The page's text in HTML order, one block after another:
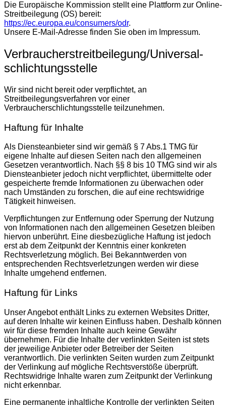
Die Europäische Kommission stellt eine Plattform zur Online-
Streitbeilegung (OS) bereit:
https://ec.europa.eu/consumers/odr.
Unsere E-Mail-Adresse finden Sie oben im Impressum.
Verbraucher­streit­beilegung/Universal­
schlichtungs­stelle
Wir sind nicht bereit oder verpflichtet, an
Streitbeilegungsverfahren vor einer
Verbraucherschlichtungsstelle teilzunehmen.
Haftung für Inhalte
Als Diensteanbieter sind wir gemäß § 7 Abs.1 TMG für
eigene Inhalte auf diesen Seiten nach den allgemeinen
Gesetzen verantwortlich. Nach §§ 8 bis 10 TMG sind wir als
Diensteanbieter jedoch nicht verpflichtet, übermittelte oder
gespeicherte fremde Informationen zu überwachen oder
nach Umständen zu forschen, die auf eine rechtswidrige
Tätigkeit hinweisen.
Verpflichtungen zur Entfernung oder Sperrung der Nutzung
von Informationen nach den allgemeinen Gesetzen bleiben
hiervon unberührt. Eine diesbezügliche Haftung ist jedoch
erst ab dem Zeitpunkt der Kenntnis einer konkreten
Rechtsverletzung möglich. Bei Bekanntwerden von
entsprechenden Rechtsverletzungen werden wir diese
Inhalte umgehend entfernen.
Haftung für Links
Unser Angebot enthält Links zu externen Websites Dritter,
auf deren Inhalte wir keinen Einfluss haben. Deshalb können
wir für diese fremden Inhalte auch keine Gewähr
übernehmen. Für die Inhalte der verlinkten Seiten ist stets
der jeweilige Anbieter oder Betreiber der Seiten
verantwortlich. Die verlinkten Seiten wurden zum Zeitpunkt
der Verlinkung auf mögliche Rechtsverstöße überprüft.
Rechtswidrige Inhalte waren zum Zeitpunkt der Verlinkung
nicht erkennbar.
Eine permanente inhaltliche Kontrolle der verlinkten Seiten